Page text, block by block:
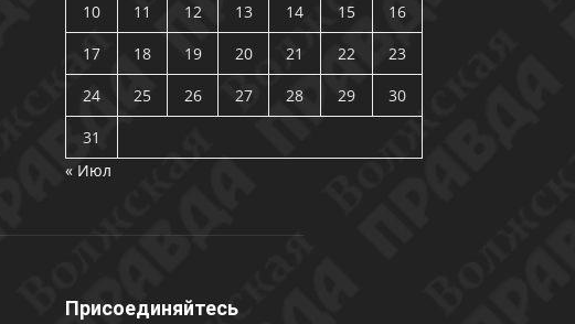
10
11 12 13 14 15
16
17
18 19 20 21 22
23
24
25 26 27 28 29
30
31
« Июл
Присоединяйтесь